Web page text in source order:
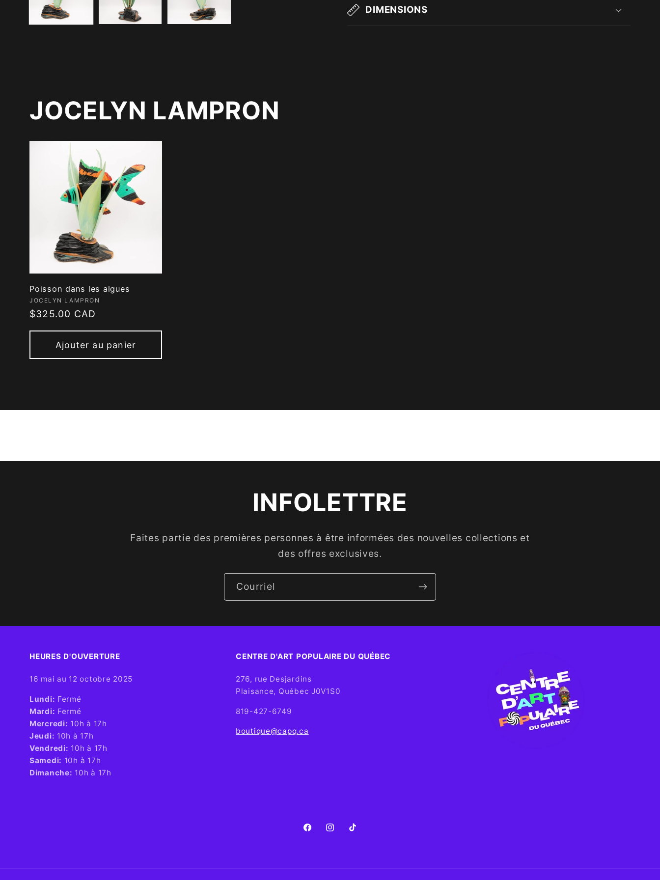
DIMENSIONS
JOCELYN LAMPRON
Poisson dans les algues
Fournisseur :
JOCELYN LAMPRON
Prix
$325.00 CAD
Ajouter au panier
INFOLETTRE
Faites partie des premières personnes à être informées des nouvelles collections et
des offres exclusives.
Courriel
HEURES D'OUVERTURE​
16 mai au 12 octobre 2025
​Lundi: Fermé
Mardi: Fermé
Mercredi: 10h à 17h
Jeudi: 10h à 17h
Vendredi: 10h à 17h
Samedi: 10h à 17h
Dimanche: 10h à 17h
CENTRE D'ART POPULAIRE DU QUÉBEC
276, rue Desjardins
Plaisance, Québec J0V1S0
819-427-6749
boutique@capq.ca
FacebookInstagram
TikTok